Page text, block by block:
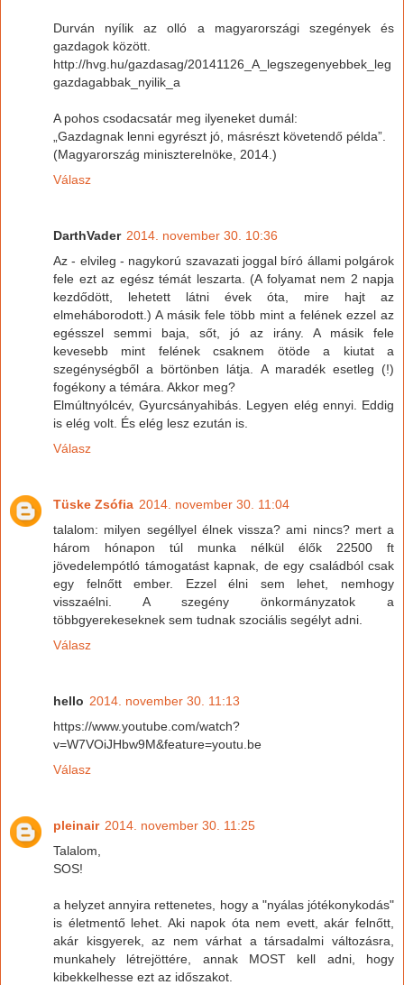
Durván nyílik az olló a magyarországi szegények és
gazdagok között.
http://hvg.hu/gazdasag/20141126_A_legszegenyebbek_leg
gazdagabbak_nyilik_a
A pohos csodacsatár meg ilyeneket dumál:
„Gazdagnak lenni egyrészt jó, másrészt követendő példa”.
(Magyarország miniszterelnöke, 2014.)
Válasz
DarthVader 2014. november 30. 10:36
Az - elvileg - nagykorú szavazati joggal bíró állami polgárok
fele ezt az egész témát leszarta. (A folyamat nem 2 napja
kezdődött, lehetett látni évek óta, mire hajt az
elmeháborodott.) A másik fele több mint a felének ezzel az
egésszel semmi baja, sőt, jó az irány. A másik fele
kevesebb mint felének csaknem ötöde a kiutat a
szegénységből a börtönben látja. A maradék esetleg (!)
fogékony a témára. Akkor meg?
Elmúltnyólcév, Gyurcsányahibás. Legyen elég ennyi. Eddig
is elég volt. És elég lesz ezután is.
Válasz
Tüske Zsófia 2014. november 30. 11:04
talalom: milyen segéllyel élnek vissza? ami nincs? mert a
három hónapon túl munka nélkül élők 22500 ft
jövedelempótló támogatást kapnak, de egy családból csak
egy felnőtt ember. Ezzel élni sem lehet, nemhogy
visszaélni. A szegény önkormányzatok a
többgyerekeseknek sem tudnak szociális segélyt adni.
Válasz
hello 2014. november 30. 11:13
https://www.youtube.com/watch?
v=W7VOiJHbw9M&feature=youtu.be
Válasz
pleinair 2014. november 30. 11:25
Talalom,
SOS!
a helyzet annyira rettenetes, hogy a "nyálas jótékonykodás"
is életmentő lehet. Aki napok óta nem evett, akár felnőtt,
akár kisgyerek, az nem várhat a társadalmi változásra,
munkahely létrejöttére, annak MOST kell adni, hogy
kibekkelhesse ezt az időszakot.